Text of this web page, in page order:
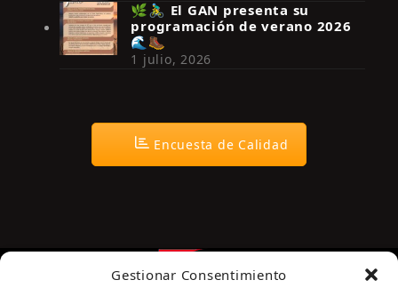
Gestionar Consentimiento
🌿🚴‍♂️ El GAN presenta su
programación de verano 2026
🌊🥾
1 julio, 2026
Encuesta de Calidad